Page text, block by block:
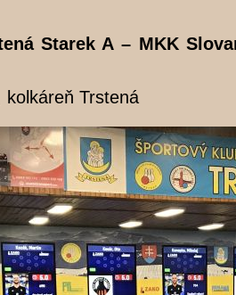
Starek A – MKK
kolkáreň Trstená